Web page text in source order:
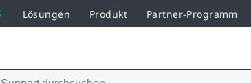
Lösungen Produkt Partner-Programm